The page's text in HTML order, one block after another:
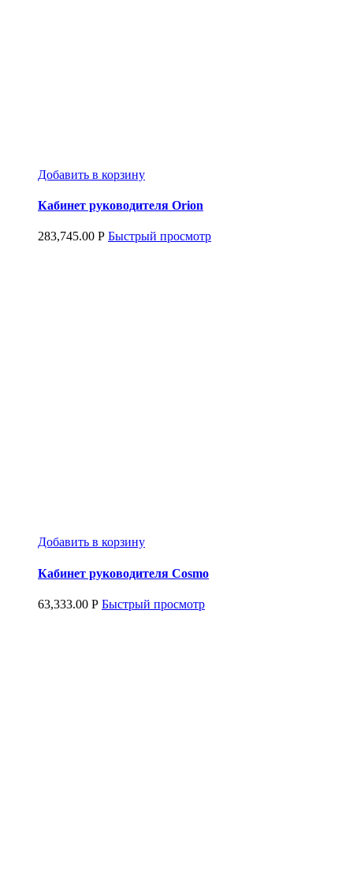
Добавить в корзину
Кабинет руководителя Orion
283,745.00 Р Быстрый просмотр
Добавить в корзину
Кабинет руководителя Cosmo
63,333.00 Р Быстрый просмотр